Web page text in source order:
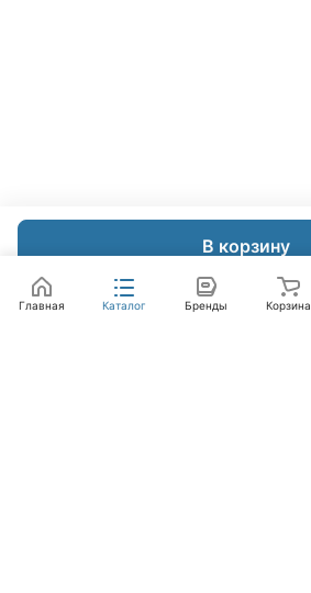
В корзину
Главная Каталог Бренды Корзина